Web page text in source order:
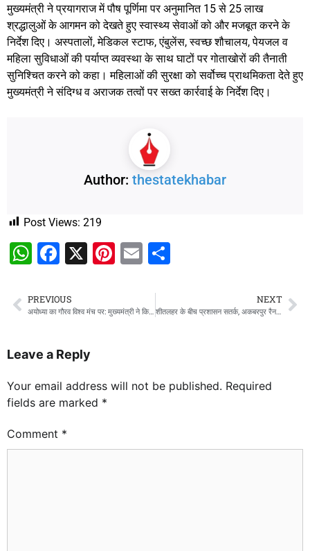
मुख्यमंत्री ने प्रयागराज में पौष पूर्णिमा पर अनुमानित 15 से 25 लाख
श्रद्धालुओं के आगमन को देखते हुए स्वास्थ्य सेवाओं को और मजबूत करने के
निर्देश दिए। अस्पतालों, मेडिकल स्टाफ, एंबुलेंस, स्वच्छ शौचालय, पेयजल व
महिला सुविधाओं की पर्याप्त व्यवस्था के साथ घाटों पर गोताखोरों की तैनाती
सुनिश्चित करने को कहा। महिलाओं की सुरक्षा को सर्वोच्च प्राथमिकता देते हुए
मुख्यमंत्री ने संदिग्ध व अराजक तत्वों पर सख्त कार्रवाई के निर्देश दिए।
Author: thestatekhabar
Post Views: 219
WhatsApp
Facebook
X Pinterest
Email
PREVIOUS
अयोध्या का गौरव विश्व मंच पर: मुख्यमंत्री ने किया ‘अयोध्या कैलेंडर’ का लोकार्पण
NEXT
शीतलहर के बीच प्रशासन सतर्क, अकबरपुर रैन बसेरे का एडीएम ने किया निरीक्षण
Leave a Reply
Your email address will not be published. Required
fields are marked *
Comment *